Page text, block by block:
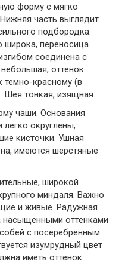
форму с мягко
часть выглядит
подбородка.
широка, переносица
соединена с
оттенок
темно-красному (в
Шея тонкая, изящная.
чаши. Основания
округлены,
кисточки. Ушная
имеются шерстяные
широкой
миндаля. Важно
и живые. Радужная
насыщенными оттенками
с посеребренным
изумрудный цвет
иметь оттенок